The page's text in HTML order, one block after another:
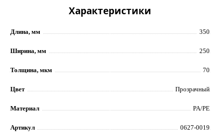
Характеристики
Длина, мм 350
Ширина, мм 250
Толщина, мкм 70
Цвет Прозрачный
Материал PA/PE
Артикул 0627-0019